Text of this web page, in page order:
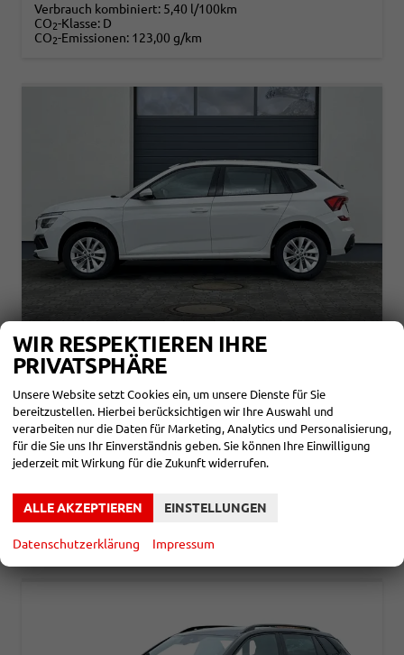
Verbrauch kombiniert: 5,40 l/100km
CO2-Klasse: D
CO2-Emissionen: 123,00 g/km
SKODA KAMIQ
SELECTION 1,0 TSI 70KW
unverbindliche Lieferzeit: 4 Monate
Leistung 70 kW (95 PS)
21.580,– € DETAILS
Verbrauch kombiniert:
5,40 l/100km
CO2-Klasse:D
WIR RESPEKTIEREN IHRE
PRIVATSPHÄRE
Unsere Website setzt Cookies ein, um unsere Dienste für Sie
bereitzustellen. Hierbei berücksichtigen wir Ihre Auswahl und
verarbeiten nur die Daten für Marketing, Analytics und Personalisierung,
für die Sie uns Ihr Einverständnis geben. Sie können Ihre Einwilligung
jederzeit mit Wirkung für die Zukunft widerrufen.
ALLE AKZEPTIEREN EINSTELLUNGEN
Datenschutzerklärung Impressum